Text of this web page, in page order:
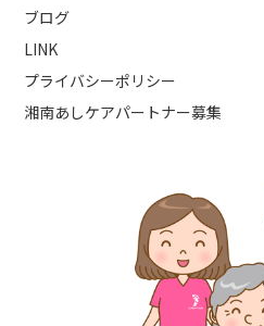
ブログ
LINK
プライバシーポリシー
湘南あしケアパートナー募集